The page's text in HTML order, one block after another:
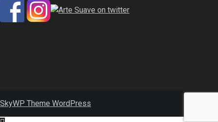
SkyWP Theme WordPress